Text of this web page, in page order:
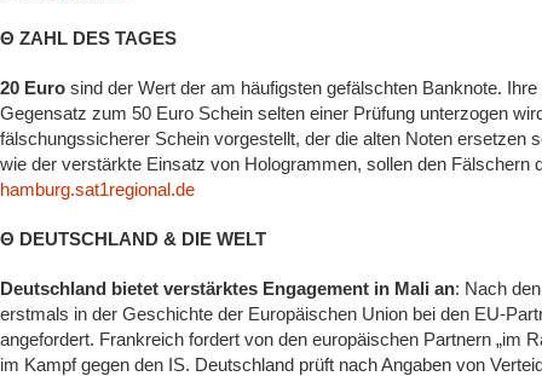
Θ ZAHL DES TAGES
20 Euro sind der Wert der am häufigsten gefälschten Banknote.
Gegensatz zum 50 Euro Schein selten einer Prüfung unterzogen
fälschungssicherer Schein vorgestellt, der die alten Noten ersetzen
wie der verstärkte Einsatz von Hologrammen, sollen den Fälschern
hamburg.sat1regional.de
Θ DEUTSCHLAND & DIE WELT
Deutschland bietet verstärktes Engagement in Mali an: Nach
erstmals in der Geschichte der Europäischen Union bei den EU-
angefordert. Frankreich fordert von den europäischen Partnern „im
im Kampf gegen den IS. Deutschland prüft nach Angaben von